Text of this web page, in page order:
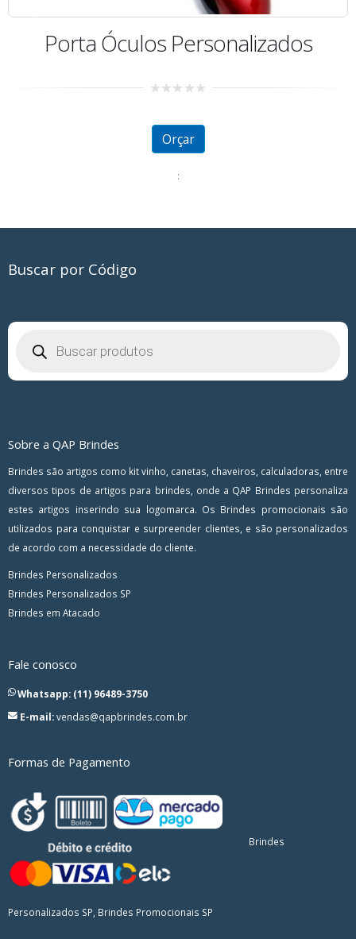
Porta Óculos Personalizados
of
Orçar
:
Buscar por Código
produtos
Sobre a QAP Brindes
Brindes são artigos como kit vinho, canetas, chaveiros, calculadoras, entre
diversos tipos de artigos para brindes, onde a QAP Brindes personaliza
estes artigos inserindo sua logomarca. Os Brindes promocionais são
utilizados para conquistar e surpreender clientes, e são personalizados
de acordo com a necessidade do cliente.
Brindes Personalizados
Brindes Personalizados SP
Brindes em Atacado
Fale conosco
Whatsapp: (11) 96489-3750
E-mail:vendas@qapbrindes.com.br
Formas de Pagamento
Brindes
Personalizados SP, Brindes Promocionais SP